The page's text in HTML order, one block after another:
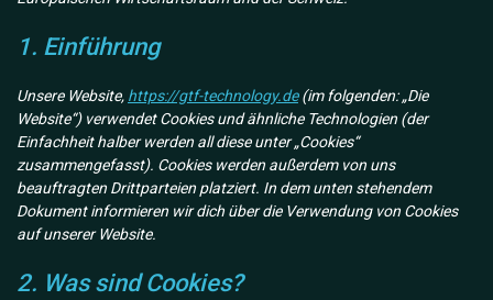
1. Einführung
Unsere Website, https://gtf-technology.de(im folgenden: „Die
Website“) verwendet Cookies und ähnliche Technologien (der
Einfachheit halber werden all diese unter „Cookies“
zusammengefasst). Cookies werden außerdem von uns
beauftragten Drittparteien platziert. In dem unten stehendem
Dokument informieren wir dich über die Verwendung von Cookies
auf unserer Website.
2. Was sind Cookies?